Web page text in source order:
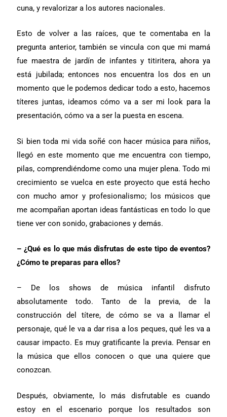
cuna, y revalorizar a los autores nacionales.
Esto de volver a las raíces, que te comentaba en la
pregunta anterior, también se vincula con que mi mamá
fue maestra de jardín de infantes y titiritera, ahora ya
está jubilada; entonces nos encuentra los dos en un
momento que le podemos dedicar todo a esto, hacemos
títeres juntas, ideamos cómo va a ser mi look para la
presentación, cómo va a ser la puesta en escena.
Si bien toda mi vida soñé con hacer música para niños,
llegó en este momento que me encuentra con tiempo,
pilas, comprendiéndome como una mujer plena. Todo mi
crecimiento se vuelca en este proyecto que está hecho
con mucho amor y profesionalismo; los músicos que
me acompañan aportan ideas fantásticas en todo lo que
tiene ver con sonido, grabaciones y demás.
– ¿Qué es lo que más disfrutas de este tipo de eventos?
¿Cómo te preparas para ellos?
– De los shows de música infantil disfruto
absolutamente todo. Tanto de la previa, de la
construcción del títere, de cómo se va a llamar el
personaje, qué le va a dar risa a los peques, qué les va a
causar impacto. Es muy gratificante la previa. Pensar en
la música que ellos conocen o que una quiere que
conozcan.
Después, obviamente, lo más disfrutable es cuando
estoy en el escenario porque los resultados son